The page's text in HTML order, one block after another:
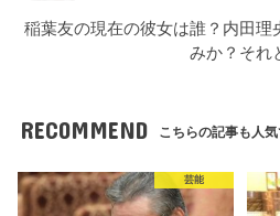
稲葉友の現在の彼女は誰？内田理
みか？それ
RECOMMEND こちらの記事も人気
芸能